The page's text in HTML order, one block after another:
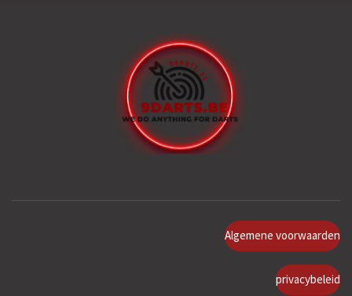
Algemene voorwaarden
privacybeleid